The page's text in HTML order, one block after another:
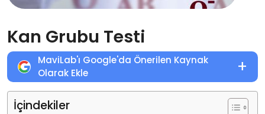
Kan Grubu Testi
MaviLab'ı Google'da Önerilen Kaynak
Olarak Ekle
+
İçindekiler